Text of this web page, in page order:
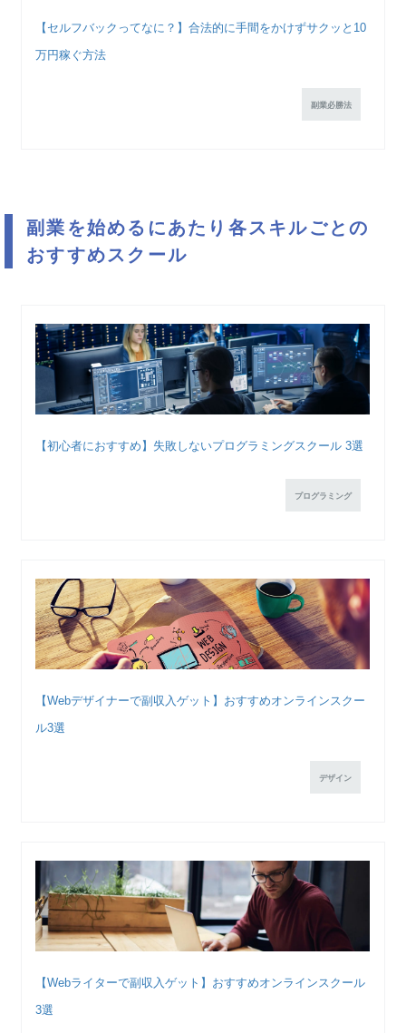
【セルフバックってなに？】合法的に手間をかけずサクッと10
万円稼ぐ方法
副業必勝法
副業を始めるにあたり各スキルごとの
おすすめスクール
【初心者におすすめ】失敗しないプログラミングスクール 3選
プログラミング
【Webデザイナーで副収入ゲット】おすすめオンラインスクー
ル3選
デザイン
【Webライターで副収入ゲット】おすすめオンラインスクール
3選